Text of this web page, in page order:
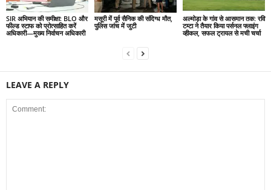
SIR अभियान की समीक्षा: BLO और
फील्ड स्टाफ को प्रोत्साहित करें
अधिकारी—मुख्य निर्वाचन अधिकारी
मसूरी में पूर्व सैनिक की संदिग्ध मौत,
पुलिस जांच में जुटी
अल्मोड़ा के गांव से आसमान तक: रवि
टम्टा ने तैयार किया पर्सनल फ्लाइंग
व्हीकल, सफल ट्रायल से मची चर्चा
LEAVE A REPLY